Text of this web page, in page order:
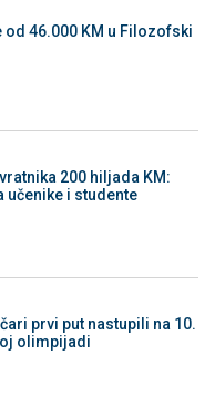
od 46.000 KM u Filozofski
200 hiljada KM:
učenike i studente
prvi put nastupili na 10.
olimpijadi